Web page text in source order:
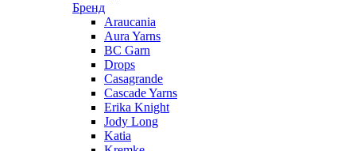
Бренд
Araucania
Aura Yarns
BC Garn
Drops
Casagrande
Cascade Yarns
Erika Knight
Jody Long
Katia